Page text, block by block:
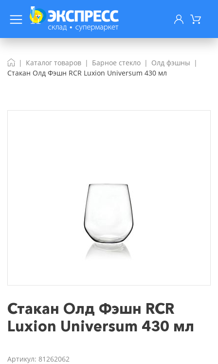
Каталог товаров Барное стекло
Олд фэшны
Стакан Олд Фэшн RCR Luxion Universum 430 мл
Стакан Олд Фэшн RCR
Luxion Universum 430 мл
Артикул: 81262062